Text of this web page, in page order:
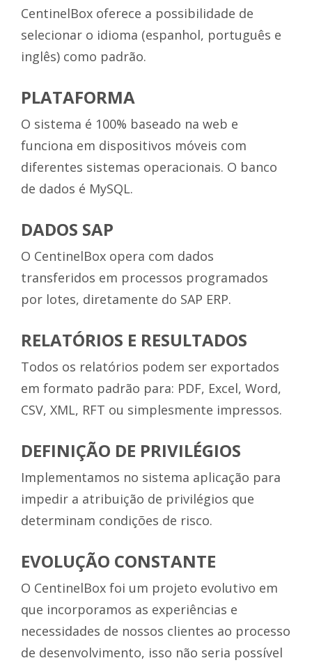
CentinelBox oferece a possibilidade de
selecionar o idioma (espanhol, português e
inglês) como padrão.
PLATAFORMA
O sistema é 100% baseado na web e
funciona em dispositivos móveis com
diferentes sistemas operacionais. O banco
de dados é MySQL.
DADOS SAP
O CentinelBox opera com dados
transferidos em processos programados
por lotes, diretamente do SAP ERP.
RELATÓRIOS E RESULTADOS
Todos os relatórios podem ser exportados
em formato padrão para: PDF, Excel, Word,
CSV, XML, RFT ou simplesmente impressos.
DEFINIÇÃO DE PRIVILÉGIOS
Implementamos no sistema aplicação para
impedir a atribuição de privilégios que
determinam condições de risco.
EVOLUÇÃO CONSTANTE
O CentinelBox foi um projeto evolutivo em
que incorporamos as experiências e
necessidades de nossos clientes ao processo
de desenvolvimento, isso não seria possível